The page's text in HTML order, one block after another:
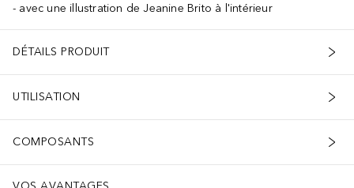
avec une illustration de Jeanine Brito à l'intérieur
DÉTAILS PRODUIT
UTILISATION
COMPOSANTS